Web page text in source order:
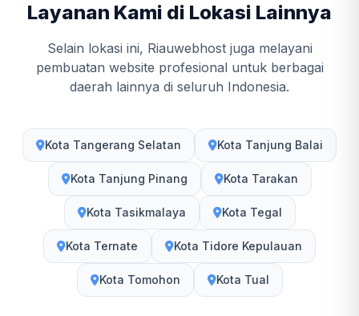
Layanan Kami di Lokasi Lainnya
Selain lokasi ini, Riauwebhost juga melayani
pembuatan website profesional untuk berbagai
daerah lainnya di seluruh Indonesia.
Kota Tangerang Selatan Kota Tanjung Balai
Kota Tanjung Pinang Kota Tarakan
Kota Tasikmalaya Kota Tegal
Kota Ternate Kota Tidore Kepulauan
Kota Tomohon Kota Tual